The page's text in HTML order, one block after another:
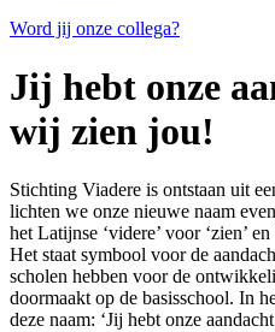
Word jij onze collega?
Jij hebt onze
wij zien jou!
Stichting Viadere is ontstaan uit
lichten we onze nieuwe naam
het Latijnse ‘videre’ voor ‘zien’
Het staat symbool voor de
scholen hebben voor de
doormaakt op de basisschool. In
deze naam: ‘Jij hebt onze